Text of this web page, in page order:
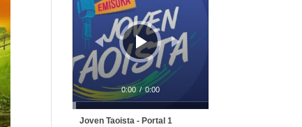
0:00 / 0:00
Joven Taoista - Portal 1